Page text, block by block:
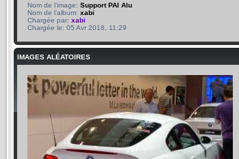
Nom de l’image: Support PAI Alu
Nom de l’album: xabi
Chargée par: xabi
Chargée le: 05 Avr 2018, 11:29
IMAGES ALÉATOIRES